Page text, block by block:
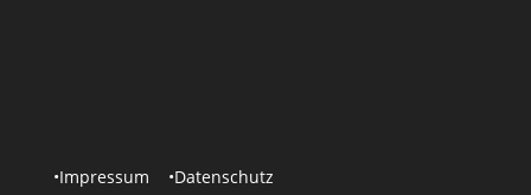
•Impressum •Datenschutz